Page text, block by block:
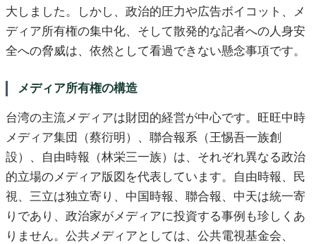
大しました。しかし、政治的圧力や広告ボイコット、メ
ディア所有権の集中化、そして散発的な記者への人身安
全への脅威は、依然として看過できない懸念事項です。
メディア所有権の構造
台湾の主流メディアは財団的経営が中心です。旺旺中時
メディア集団（蔡衍明）、聯合報系（王惕吾一族創
設）、自由時報（林栄三一族）は、それぞれ異なる政治
的立場のメディア版図を代表しています。自由時報、民
視、三立は独立寄り、中国時報、聯合報、中天は統一寄
りであり、政治家がメディアに投資する事例も珍しくあ
りません。公共メディアとしては、公共電視基金会、